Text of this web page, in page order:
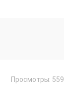
Просмотры: 559